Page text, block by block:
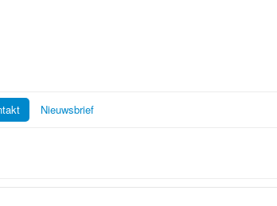
Nieuwsbrief